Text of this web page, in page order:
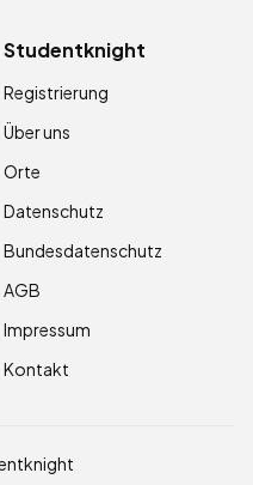
Studentknight
Registrierung
Über uns
Orte
Datenschutz
Bundesdatenschutz
AGB
Impressum
Kontakt